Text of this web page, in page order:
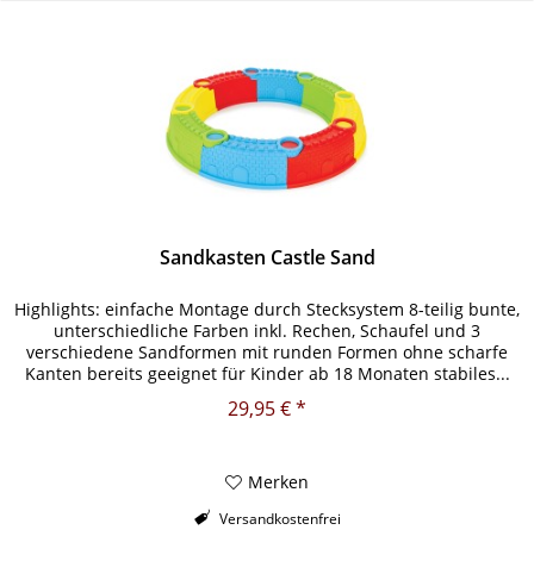
Sandkasten Castle Sand
Highlights: einfache Montage durch Stecksystem 8-teilig bunte,
unterschiedliche Farben inkl. Rechen, Schaufel und 3
verschiedene Sandformen mit runden Formen ohne scharfe
Kanten bereits geeignet für Kinder ab 18 Monaten stabiles...
29,95 € *
Merken
Versandkostenfrei